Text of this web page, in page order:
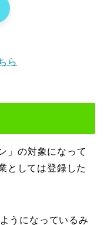
ら
」の対象になって
としては登録した
うになっているみ